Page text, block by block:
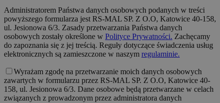
Administratorem Państwa danych osobowych podanych w treści
powyższego formularza jest RS-MAL SP. Z O.O, Katowice 40-158,
ul. Jesionowa 6/3. Zasady przetwarzania Państwa danych
osobowych zostały określone w Polityce Prywatności. Zachęcamy
do zapoznania się z jej treścią. Reguły dotyczące świadczenia usług
elektronicznych są zamieszczone w naszym regulaminie.
Wyrażam zgodę na przetwarzanie moich danych osobowych
zawartych w formularzu przez RS-MAL SP. Z O.O, Katowice 40-
158, ul. Jesionowa 6/3. Dane osobowe będą przetwarzane w celach
związanych z prowadzonym przez administratora danych